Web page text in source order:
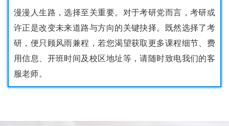
漫漫人生路，选择至关重要。对于考研党而言，考研或
许正是改变未来道路与方向的关键抉择。既然选择了考
研，便只顾风雨兼程，若您渴望获取更多课程细节、费
用信息、开班时间及校区地址等，请随时致电我们的客
服老师。